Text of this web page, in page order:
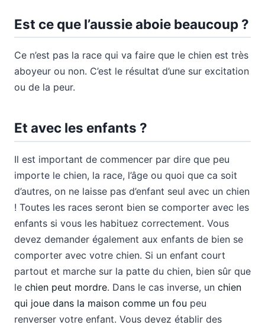
Est ce que l’aussie aboie beaucoup ?
Ce n’est pas la race qui va faire que le chien est très
aboyeur ou non. C’est le résultat d’une sur excitation
ou de la peur.
Et avec les enfants ?
Il est important de commencer par dire que peu
importe le chien, la race, l’âge ou quoi que ca soit
d’autres, on ne laisse pas d’enfant seul avec un chien
! Toutes les races seront bien se comporter avec les
enfants si vous les habituez correctement. Vous
devez demander également aux enfants de bien se
comporter avec votre chien. Si un enfant court
partout et marche sur la patte du chien, bien sûr que
le chien peut mordre. Dans le cas inverse, un chien
qui joue dans la maison comme un fou peu
renverser votre enfant. Vous devez établir des